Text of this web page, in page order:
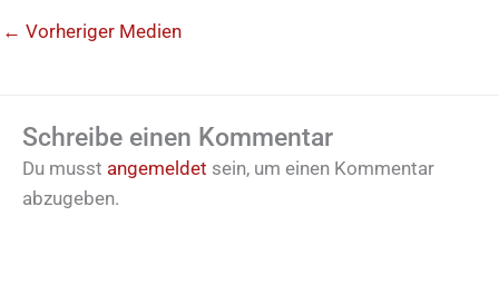
← Vorheriger Medien
Schreibe einen Kommentar
Du musst angemeldet sein, um einen Kommentar
abzugeben.